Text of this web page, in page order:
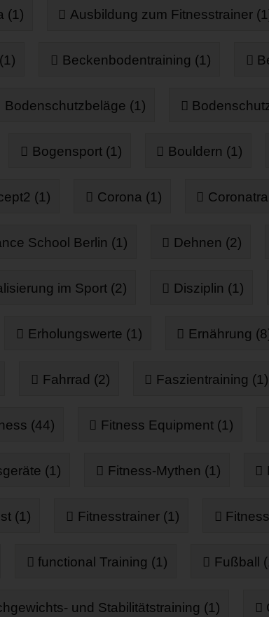
(1) Ausbildung zum Fitnesstrainer
Beckenbodentraining (1)
Bodenschutzbeläge (1)
Bogensport (1) Bouldern (1)
(1) Corona (1)
School Berlin (1) Dehnen (2)
im Sport (2) Disziplin (1)
Erholungswerte (1) Ernährung
Fahrrad (2) Faszientraining (1)
(44) Fitness Equipment (1)
(1) Fitness-Mythen (1)
(1) Fitnesstrainer (1)
functional Training (1) Fußball
und Stabilitätstraining (1)